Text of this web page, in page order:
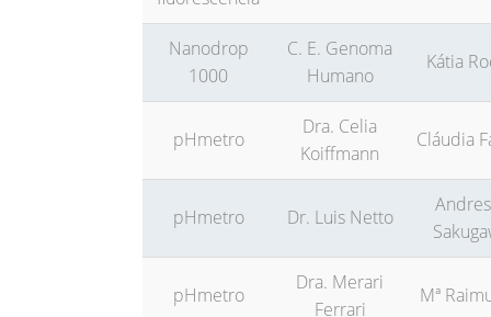
Nanodrop
1000
C. E. Genoma
Humano
Kátia
pHmetro
Dra. Celia
Koiffmann
Cláudia
pHmetro Dr. Luis Netto
pHmetro
Dra. Merari
Ferrari
Mª